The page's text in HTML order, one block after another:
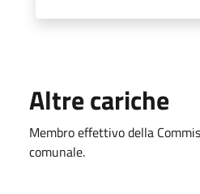
Altre cariche
Membro effettivo della
comunale.